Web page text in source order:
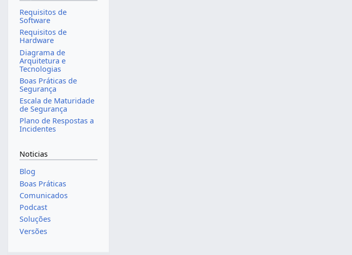
Requisitos de
Software
Requisitos de
Hardware
Diagrama de
Arquitetura e
Tecnologias
Boas Práticas de
Segurança
Escala de Maturidade
de Segurança
Plano de Respostas a
Incidentes
Noticias
Blog
Boas Práticas
Comunicados
Podcast
Soluções
Versões